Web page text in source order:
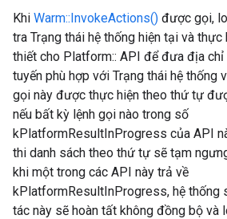
Khi Warm::InvokeActions() được gọi,
tra Trạng thái hệ thống hiện tại và
thiết cho Platform:: API để đưa địa chỉ
tuyến phù hợp với Trạng thái hệ thống
gọi này được thực hiện theo thứ tự
nếu bất kỳ lệnh gọi nào trong số
kPlatformResultInProgress của API
thi danh sách theo thứ tự sẽ tạm
khi một trong các API này trả về
kPlatformResultInProgress, hệ thống
tác này sẽ hoàn tất không đồng bộ và